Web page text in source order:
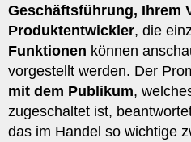
Geschäftsführung, Ihrem
Produktentwickler, die
Funktionen können
vorgestellt werden. Der
mit dem Publikum,
zugeschaltet ist,
das im Handel so wichtige